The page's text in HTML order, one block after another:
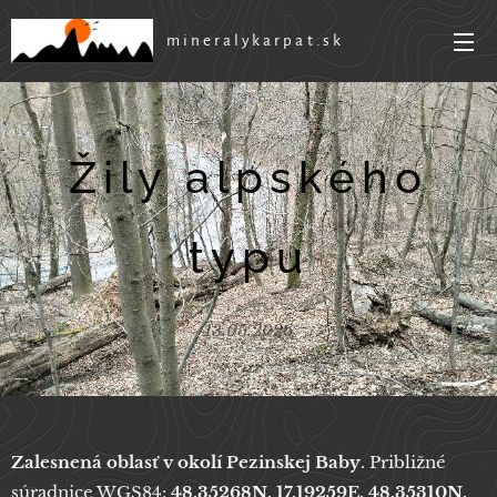
mineralykarpat.sk
Žily alpského
typu
13.05.2026
Zalesnená oblasť v okolí Pezinskej Baby. Približné
súradnice WGS84: 48.35268N, 17.19259E, 48.35310N,